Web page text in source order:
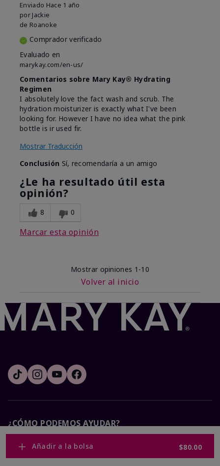
Añadir a la bolsa $80.00
Enviado Hace 1 año
por Jackie
de Roanoke
Comprador verificado
Evaluado en
marykay.com/en-us/
Comentarios sobre Mary Kay® Hydrating
Regimen
I absolutely love the fact wash and scrub. The
hydration moisturizer is exactly what I've been
looking for. However I have no idea what the pink
bottle is ir used fir.
Mostrar Traducción
Conclusión Sí, recomendaría a un amigo
¿Le ha resultado útil esta
opinión?
8 0
Marcar esta opinión
Mostrar opiniones 1-10
Volver al inicio
¿CÓMO PODEMOS AYUDAR?
Recibe e-mails